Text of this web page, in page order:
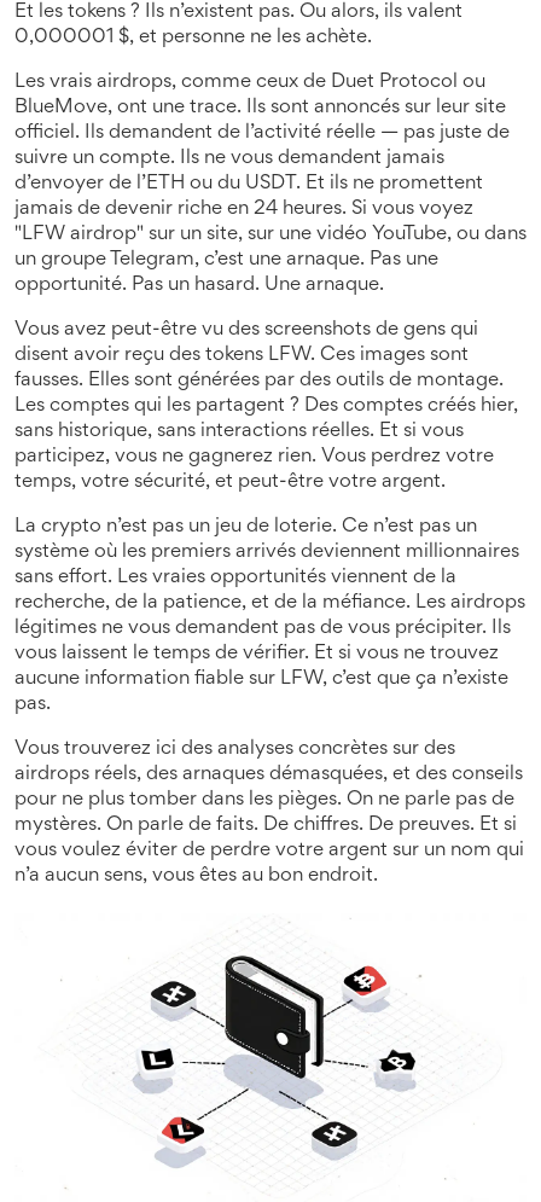
Et les tokens ? Ils n’existent pas. Ou alors, ils valent
0,000001 $, et personne ne les achète.
Les vrais airdrops, comme ceux de Duet Protocol ou
BlueMove, ont une trace. Ils sont annoncés sur leur site
officiel. Ils demandent de l’activité réelle — pas juste de
suivre un compte. Ils ne vous demandent jamais
d’envoyer de l’ETH ou du USDT. Et ils ne promettent
jamais de devenir riche en 24 heures. Si vous voyez
"LFW airdrop" sur un site, sur une vidéo YouTube, ou dans
un groupe Telegram, c’est une arnaque. Pas une
opportunité. Pas un hasard. Une arnaque.
Vous avez peut-être vu des screenshots de gens qui
disent avoir reçu des tokens LFW. Ces images sont
fausses. Elles sont générées par des outils de montage.
Les comptes qui les partagent ? Des comptes créés hier,
sans historique, sans interactions réelles. Et si vous
participez, vous ne gagnerez rien. Vous perdrez votre
temps, votre sécurité, et peut-être votre argent.
La crypto n’est pas un jeu de loterie. Ce n’est pas un
système où les premiers arrivés deviennent millionnaires
sans effort. Les vraies opportunités viennent de la
recherche, de la patience, et de la méfiance. Les airdrops
légitimes ne vous demandent pas de vous précipiter. Ils
vous laissent le temps de vérifier. Et si vous ne trouvez
aucune information fiable sur LFW, c’est que ça n’existe
pas.
Vous trouverez ici des analyses concrètes sur des
airdrops réels, des arnaques démasquées, et des conseils
pour ne plus tomber dans les pièges. On ne parle pas de
mystères. On parle de faits. De chiffres. De preuves. Et si
vous voulez éviter de perdre votre argent sur un nom qui
n’a aucun sens, vous êtes au bon endroit.